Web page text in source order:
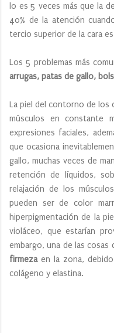
lo es 5 veces más que la
40% de la atención
tercio superior de la cara
Los 5 problemas más
arrugas, patas de gallo,
La piel del contorno de los
músculos en constante
expresiones faciales,
que ocasiona
gallo, muchas veces de
retención de líquidos,
relajación de los
pueden ser de color
hiperpigmentación de la
violáceo, que estarían
embargo, una de las cosas
firmezaen la zona,
colágeno y elastina.